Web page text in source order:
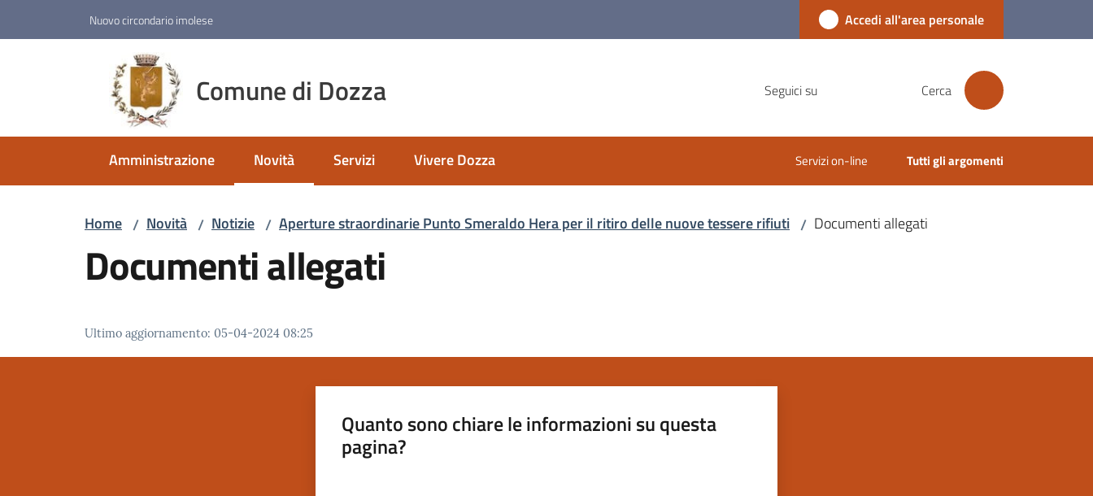
Nuovo circondario imolese Accedi all'area personale
Comune di Dozza Seguici su Cerca
Amministrazione Novità
Menu selezionato
Servizi Vivere Dozza Servizi on-line Tutti gli argomenti
Home / Novità / Notizie / Aperture straordinarie Punto Smeraldo Hera per il ritiro delle nuove tessere rifiuti / Documenti allegati
Documenti allegati
Ultimo aggiornamento: 05-04-2024 08:25
Quanto sono chiare le informazioni su questa
pagina?